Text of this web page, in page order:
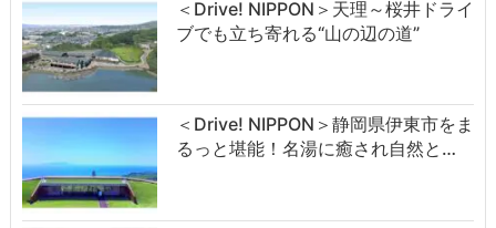
＜Drive! NIPPON＞天理～桜井ドライ
ブでも立ち寄れる“山の辺の道”
＜Drive! NIPPON＞静岡県伊東市をま
るっと堪能！名湯に癒され自然と…